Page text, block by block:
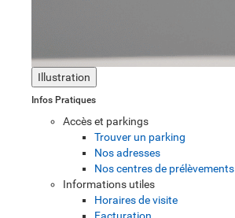
Illustration
Infos Pratiques
Accès et parkings
Trouver un parking
Nos adresses
Nos centres de prélèvements
Informations utiles
Horaires de visite